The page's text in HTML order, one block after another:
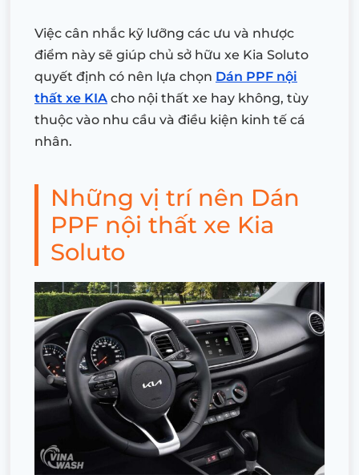
Việc cân nhắc kỹ lưỡng các ưu và nhược
điểm này sẽ giúp chủ sở hữu xe Kia Soluto
quyết định có nên lựa chọn Dán PPF nội
thất xe KIA cho nội thất xe hay không, tùy
thuộc vào nhu cầu và điều kiện kinh tế cá
nhân.
Những vị trí nên Dán
PPF nội thất xe Kia
Soluto